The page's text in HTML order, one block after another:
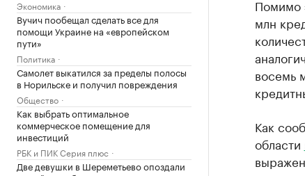
Экономика
Вучич пообещал сделать все для
помощи Украине на «европейском
пути»
Политика
Самолет выкатился за пределы полосы
в Норильске и получил повреждения
Общество
Как выбрать оптимальное
коммерческое помещение для
инвестиций
РБК и ПИК Серия плюс
Две девушки в Шереметьево опоздали
Помимо
млн
восемь
Как
области